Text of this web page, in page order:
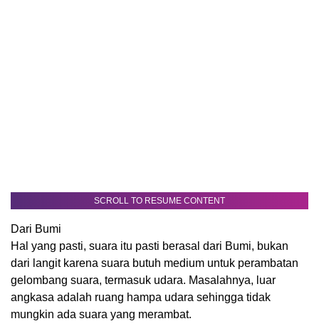
SCROLL TO RESUME CONTENT
Dari Bumi
Hal yang pasti, suara itu pasti berasal dari Bumi, bukan
dari langit karena suara butuh medium untuk perambatan
gelombang suara, termasuk udara. Masalahnya, luar
angkasa adalah ruang hampa udara sehingga tidak
mungkin ada suara yang merambat.